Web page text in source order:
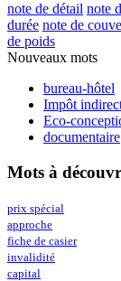
note de détail note
durée note de
de poids
Nouveaux mots
bureau-hôtel
Impôt
Eco-
documentaire
Mots à
prix spécial
approche
fiche de casier
invalidité
capital